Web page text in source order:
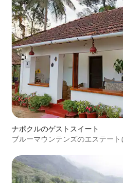
ナポクルのゲストスイート
ブルーマウンテンズのエステー